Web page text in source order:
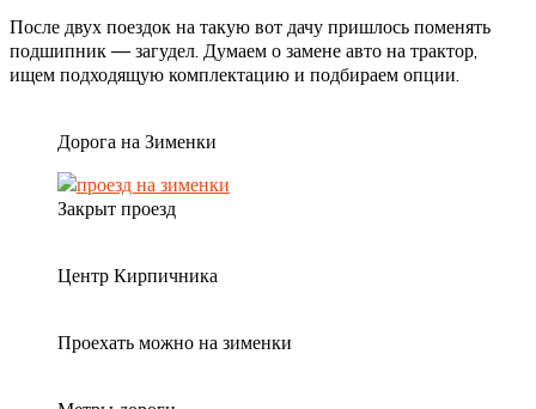
После двух поездок на такую вот дачу пришлось поменять
подшипник — загудел. Думаем о замене авто на трактор,
ищем подходящую комплектацию и подбираем опции.
Дорога на Зименки
Закрыт проезд
Центр Кирпичника
Проехать можно на зименки